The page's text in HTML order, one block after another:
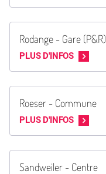
Rodange - Gare (P&R)
PLUS D'INFOS
Roeser - Commune
PLUS D'INFOS
Sandweiler - Centre